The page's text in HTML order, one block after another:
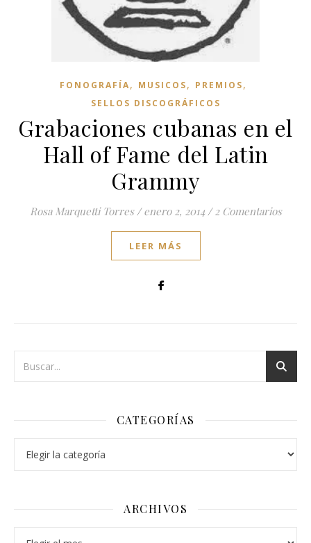
FONOGRAFÍA, MUSICOS, PREMIOS,
SELLOS DISCOGRÁFICOS
Grabaciones cubanas en el
Hall of Fame del Latin
Grammy
Rosa Marquetti Torres / enero 2, 2014 / 2 Comentarios
LEER MÁS
CATEGORÍAS
ARCHIVOS